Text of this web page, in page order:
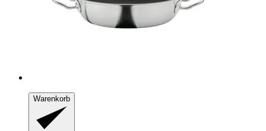
Warenkorb